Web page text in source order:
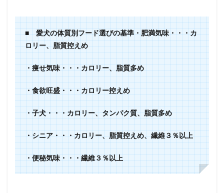
■ 愛犬の体質別フード選びの基準・肥満気味・・・カ
ロリー、脂質控えめ
・痩せ気味・・・カロリー、脂質多め
・食欲旺盛・・・カロリー控えめ
・子犬・・・カロリー、タンパク質、脂質多め
・シニア・・・カロリー、脂質控えめ、繊維３％以上
・便秘気味・・・繊維３％以上